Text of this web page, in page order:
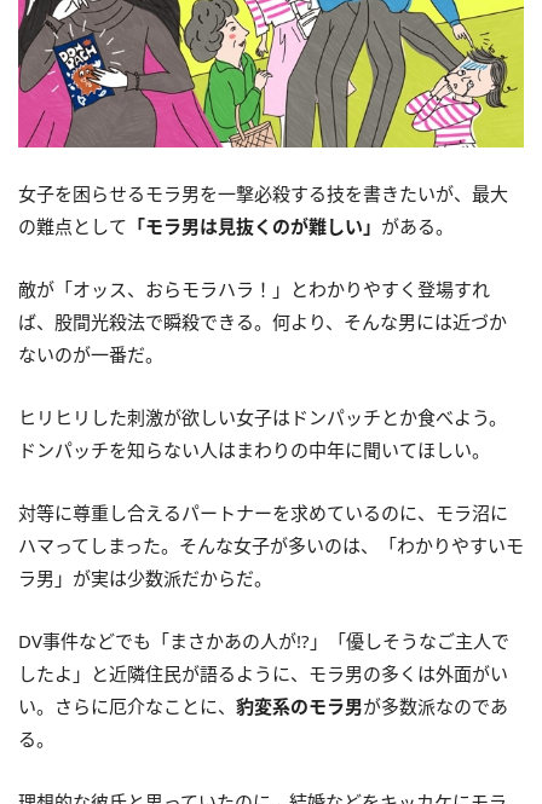
女子を困らせるモラ男を一撃必殺する技を書きたいが、最大
の難点として 「モラ男は見抜くのが難しい」 がある。
敵が「オッス、おらモラハラ！」とわかりやすく登場すれ
ば、股間光殺法で瞬殺できる。何より、そんな男には近づか
ないのが一番だ。
ヒリヒリした刺激が欲しい女子はドンパッチとか食べよう。
ドンパッチを知らない人はまわりの中年に聞いてほしい。
対等に尊重し合えるパートナーを求めているのに、モラ沼に
ハマってしまった。そんな女子が多いのは、「わかりやすいモ
ラ男」が実は少数派だからだ。
DV事件などでも「まさかあの人が!?」「優しそうなご主人で
したよ」と近隣住民が語るように、モラ男の多くは外面がい
い。さらに厄介なことに、 豹変系のモラ男が多数派なのであ
る。